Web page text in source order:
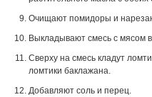
Очищают помидоры и
Выкладывают смесь с мясом
Сверху на смесь кладут
ломтики баклажана.
Добавляют соль и перец.